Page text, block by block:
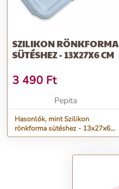
SZILIKON RÖNKFORMA
SÜTÉSHEZ - 13X27X6 CM
3 490 Ft
Pepita
Hasonlók, mint Szilikon
rönkforma sütéshez - 13x27x6
cm